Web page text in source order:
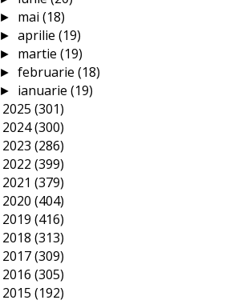
► mai (18)
► aprilie (19)
► martie (19)
► februarie (18)
► ianuarie (19)
2025 (301)
2024(300)
2023 (286)
2022 (399)
2021 (379)
2020 (404)
2019 (416)
2018 (313)
2017(309)
2016 (305)
2015 (192)